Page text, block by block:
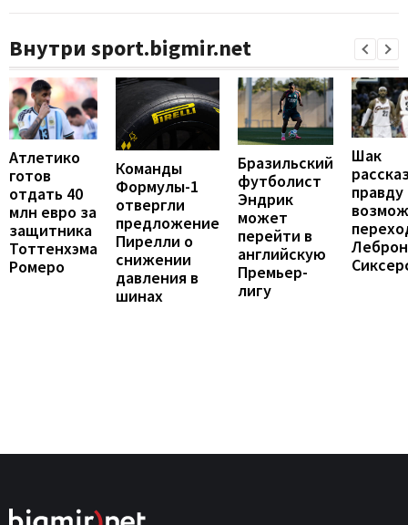
Внутри sport.bigmir.net
Атлетико
готов
отдать 40
млн евро за
защитника
Тоттенхэма
Ромеро
Команды
Формулы-1
отвергли
предложение
Пирелли о
снижении
давления в
шинах
Бразильский
футболист
Эндрик
может
перейти в
английскую
Премьер-
лигу
Шак
правду